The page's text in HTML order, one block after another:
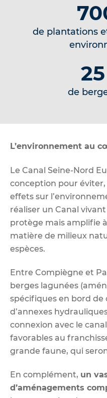
de plantations
de
L’environnement au
Le Canal Seine-Nord
conception pour
effets sur
réaliser un Canal
protège mais amplifie
matière de milieux
espèces.
Entre Compiègne et
berges lagunées
spécifiques en bord de
d’annexes
connexion avec le
favorables au
grande faune, qui
En complément, un
d’aménagements